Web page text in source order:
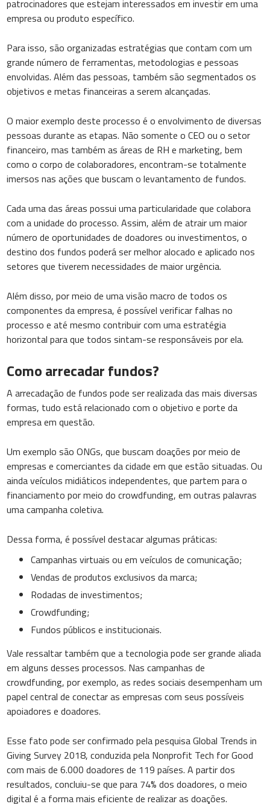
patrocinadores que estejam interessados em investir em uma
empresa ou produto específico.
Para isso, são organizadas estratégias que contam com um
grande número de ferramentas, metodologias e pessoas
envolvidas. Além das pessoas, também são segmentados os
objetivos e metas financeiras a serem alcançadas.
O maior exemplo deste processo é o envolvimento de diversas
pessoas durante as etapas. Não somente o CEO ou o setor
financeiro, mas também as áreas de RH e marketing, bem
como o corpo de colaboradores, encontram-se totalmente
imersos nas ações que buscam o levantamento de fundos.
Cada uma das áreas possui uma particularidade que colabora
com a unidade do processo. Assim, além de atrair um maior
número de oportunidades de doadores ou investimentos, o
destino dos fundos poderá ser melhor alocado e aplicado nos
setores que tiverem necessidades de maior urgência.
Além disso, por meio de uma visão macro de todos os
componentes da empresa, é possível verificar falhas no
processo e até mesmo contribuir com uma estratégia
horizontal para que todos sintam-se responsáveis por ela.
Como arrecadar fundos?
A arrecadação de fundos pode ser realizada das mais diversas
formas, tudo está relacionado com o objetivo e porte da
empresa em questão.
Um exemplo são ONGs, que buscam doações por meio de
empresas e comerciantes da cidade em que estão situadas. Ou
ainda veículos midiáticos independentes, que partem para o
financiamento por meio do crowdfunding, em outras palavras
uma campanha coletiva.
Dessa forma, é possível destacar algumas práticas:
Campanhas virtuais ou em veículos de comunicação;
Vendas de produtos exclusivos da marca;
Rodadas de investimentos;
Crowdfunding;
Fundos públicos e institucionais.
Vale ressaltar também que a tecnologia pode ser grande aliada
em alguns desses processos. Nas campanhas de
crowdfunding, por exemplo, as redes sociais desempenham um
papel central de conectar as empresas com seus possíveis
apoiadores e doadores.
Esse fato pode ser confirmado pela pesquisa Global Trends in
Giving Survey 2018, conduzida pela Nonprofit Tech for Good
com mais de 6.000 doadores de 119 países. A partir dos
resultados, concluiu-se que para 74% dos doadores, o meio
digital é a forma mais eficiente de realizar as doações.